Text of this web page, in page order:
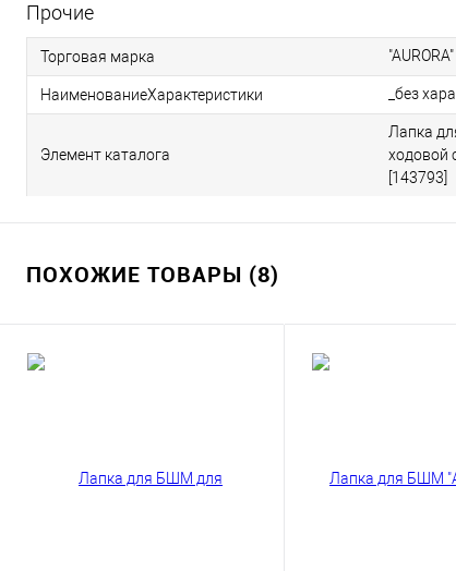
Прочие
Торговая марка "AURORA"
НаименованиеХарактеристики _без
Элемент каталога
Лапка
ходовой
[143793]
ПОХОЖИЕ ТОВАРЫ (8)